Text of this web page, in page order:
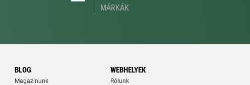
MÁRKÁK
BLOG
Magazinunk
WEBHELYEK
Rólunk